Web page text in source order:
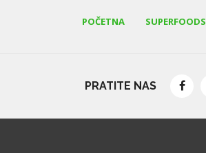
POČETNA SUPERFOODS
PRATITE NAS